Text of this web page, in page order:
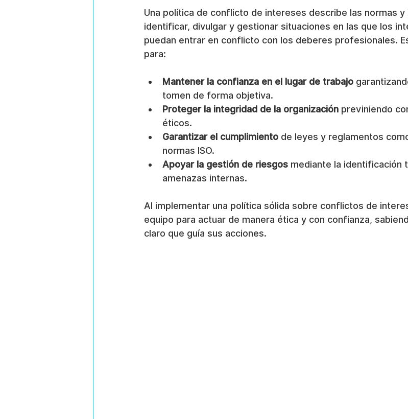
Una política de conflicto de intereses describe las normas
identificar, divulgar y gestionar situaciones en las que los
puedan entrar en conflicto con los deberes profesionales.
para:
Mantener la confianza en el lugar de trabajo
tomen de forma objetiva.
Proteger la integridad de la organización previniendo
éticos.
Garantizar el cumplimiento de leyes y reglamentos
normas ISO.
Apoyar la gestión de riesgos mediante la identificación
amenazas internas.
Al implementar una política sólida sobre conflictos de
equipo para actuar de manera ética y con confianza,
claro que guía sus acciones.